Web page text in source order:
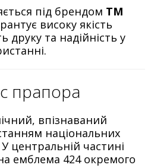
під брендом ТМ
високу якість
друку та надійність у
прапора
впізнаваний
національних
центральній частині
емблема 424 окремого